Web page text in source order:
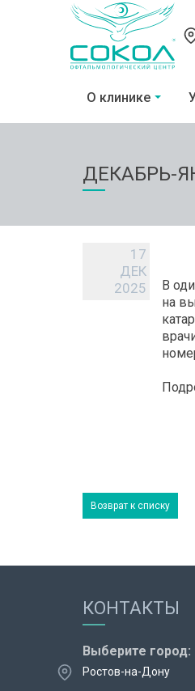
О клинике
ДЕКАБРЬ-
17
ДЕК
2025
В
на
Возврат к списку
КОНТАКТЫ
Выберите город:
Ростов-на-Дону